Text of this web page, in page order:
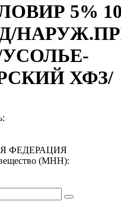
5%
ХФЗ/
:
ФЕДЕРАЦИЯ
(МНН):